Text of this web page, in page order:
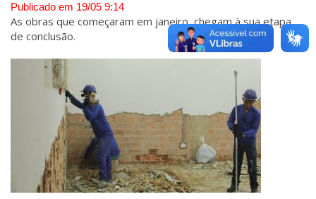
Publicado em 19/05 9:14
As obras que começaram em janeiro, chegam à sua etapa
de conclusão.